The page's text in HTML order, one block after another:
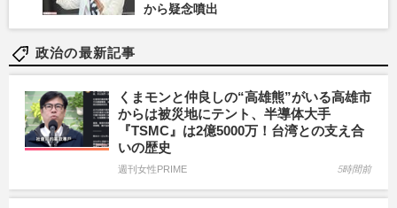
から疑念噴出
政治の最新記事
くまモンと仲良しの“高雄熊”がいる高雄市
からは被災地にテント、半導体大手
『TSMC』は2億5000万！台湾との支え合
いの歴史
週刊女性PRIME 5時間前